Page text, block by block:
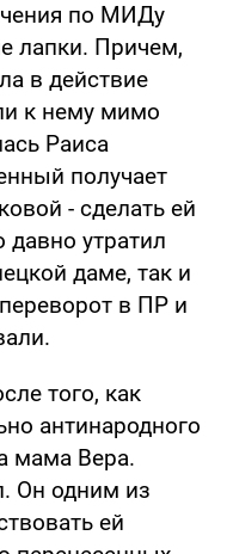
по МИДу
лапки. Причем,
в действие
к нему мимо
Раиса
получает
- сделать ей
утратил
даме, так и
в ПР и
того, как
антинародного
мама Вера.
Он одним из
ей